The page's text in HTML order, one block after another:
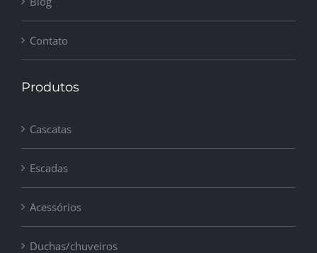
Contato
Produtos
Cascatas
Escadas
Acessórios
Duchas/chuveiros